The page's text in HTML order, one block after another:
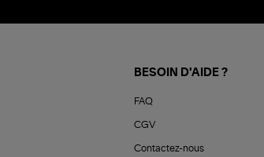
BESOIN D'AIDE ?
FAQ
CGV
Contactez-nous